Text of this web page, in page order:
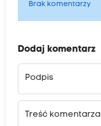
Brak komentarzy
Dodaj komentarz
Podpis
Treść komentarza